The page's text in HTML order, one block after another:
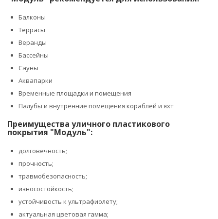
Балконы
Террасы
Веранды
Бассейны
Сауны
Аквапарки
Временные площадки и помещения
Палубы и внутренние помещения кораблей и яхт
Преимущества уличного пластикового
покрытия "Модуль":
долговечность;
прочность;
травмобезопасность;
износостойкость;
устойчивость к ультрафиолету;
актуальная цветовая гамма;